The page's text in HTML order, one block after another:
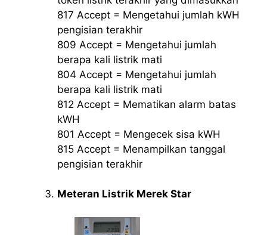
817 Accept = Mengetahui jumlah kWH
pengisian terakhir
809 Accept = Mengetahui jumlah
berapa kali listrik mati
804 Accept = Mengetahui jumlah
berapa kali listrik mati
812 Accept = Mematikan alarm batas
kWH
801 Accept = Mengecek sisa kWH
815 Accept = Menampilkan tanggal
pengisian terakhir
Meteran Listrik Merek Star